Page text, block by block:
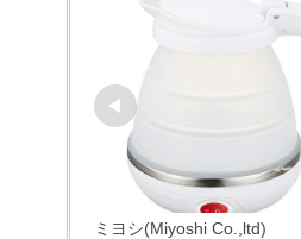
ミヨシ(Miyoshi Co.,ltd)